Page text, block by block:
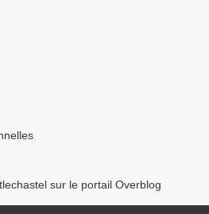
sur le portail Overblog